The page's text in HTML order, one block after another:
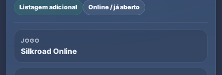
Listagem adicional Online / já aberto
JOGO
Silkroad Online